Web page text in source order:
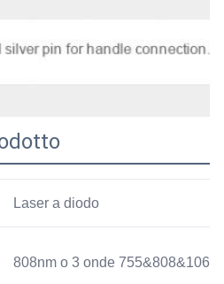
Laser a diodo
808nm o 3 onde